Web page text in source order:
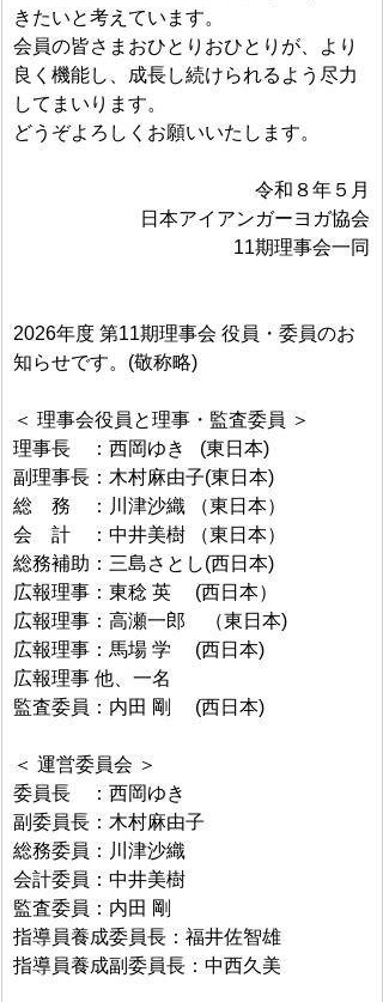
きたいと考えています。
会員の皆さまおひとりおひとりが、より
良く機能し、成長し続けられるよう尽力
してまいります。
どうぞよろしくお願いいたします。
令和８年５月
日本アイアンガーヨガ協会
11期理事会一同
2026年度 第11期理事会 役員・委員のお
知らせです。(敬称略)
＜ 理事会役員と理事・監査委員 ＞
理事長　：西岡ゆき   (東日本)
副理事長：木村麻由子(東日本)
総　務　：川津沙織 （東日本）
会　計　：中井美樹 （東日本）
総務補助：三島さとし(西日本)
広報理事：東稔 英     (西日本）
広報理事：高瀬一郎　（東日本)
広報理事：馬場 学     (西日本)
広報理事 他、一名
監査委員：内田 剛     (西日本)
＜ 運営委員会 ＞
委員長　：西岡ゆき
副委員長：木村麻由子
総務委員：川津沙織
会計委員：中井美樹
監査委員：内田 剛
指導員養成委員長：福井佐智雄
指導員養成副委員長：中西久美